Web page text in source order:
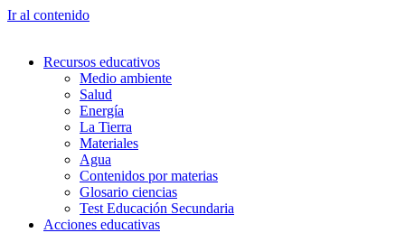
Ir al contenido
Recursos educativos
Medio ambiente
Salud
Energía
La Tierra
Materiales
Agua
Contenidos por materias
Glosario ciencias
Test Educación Secundaria
Acciones educativas